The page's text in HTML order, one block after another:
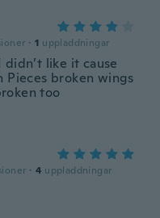
· 1 uppladdningar
like it cause
broken wings
too
· 4 uppladdningar